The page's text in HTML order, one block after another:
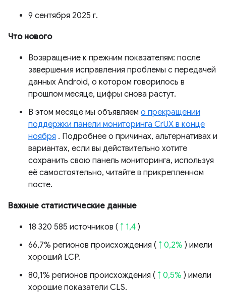
9 сентября 2025 г.
Что нового
Возвращение к прежним показателям: после
завершения исправления проблемы с передачей
данных Android, о котором говорилось в
прошлом месяце, цифры снова растут.
В этом месяце мы объявляем о прекращении
поддержки панели мониторинга CrUX в конце
ноября . Подробнее о причинах, альтернативах и
вариантах, если вы действительно хотите
сохранить свою панель мониторинга, используя
её самостоятельно, читайте в прикрепленном
посте.
Важные статистические данные
18 320 585 источников ( ↑ 1,4 )
66,7% регионов происхождения ( ↑ 0,2% ) имели
хороший LCP.
80,1% регионов происхождения ( ↑ 0,5% ) имели
хорошие показатели CLS.